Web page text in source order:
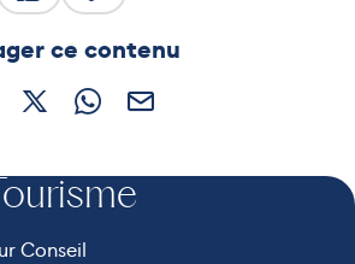
ce contenu
sur Facebook (nouvelle fenêtre)
Partager sur X / Twitter (nouvelle
Partager sur WhatsApp
Partager par mail
Conseil